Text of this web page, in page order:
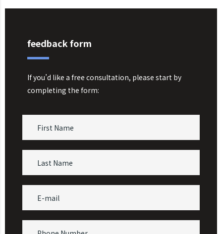
feedback form
If you’d like a free consultation, please start by
completing the form: